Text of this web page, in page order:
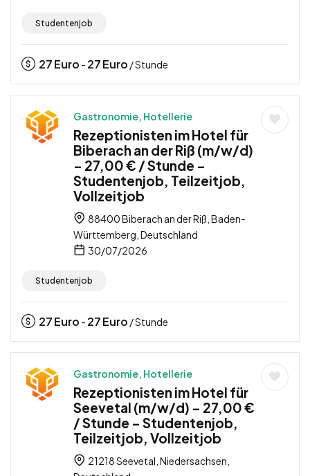
Studentenjob
27Euro - 27Euro / Stunde
Gastronomie, Hotellerie
Rezeptionisten im Hotel für
Biberach an der Riß (m/w/d)
– 27,00 € / Stunde –
Studentenjob, Teilzeitjob,
Vollzeitjob
88400 Biberach an der Riß, Baden-
Württemberg, Deutschland
30/07/2026
Studentenjob
27Euro - 27Euro / Stunde
Gastronomie, Hotellerie
Rezeptionisten im Hotel für
Seevetal (m/w/d) – 27,00 €
/ Stunde – Studentenjob,
Teilzeitjob, Vollzeitjob
21218 Seevetal, Niedersachsen,